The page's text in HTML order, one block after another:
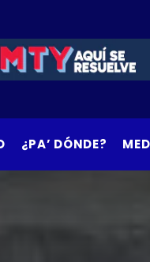
¿PA’ DÓNDE?